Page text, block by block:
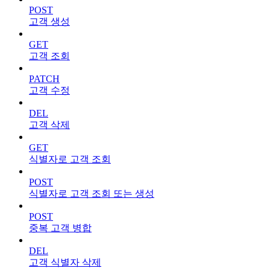
POST
고객 생성
GET
고객 조회
PATCH
고객 수정
DEL
고객 삭제
GET
식별자로 고객 조회
POST
식별자로 고객 조회 또는 생성
POST
중복 고객 병합
DEL
고객 식별자 삭제